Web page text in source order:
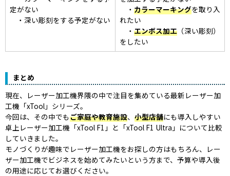
定がない
深い彫刻をする予定がない
カラーマーキングを取り入
れたい
エンボス加工（深い彫刻）
をしたい
まとめ
現在、レーザー加工機界隈の中で注目を集めている最新レーザー加
工機「xTool」シリーズ。
今回は、その中でもご家庭や教育施設、 小型店舗にも導入しやすい
卓上レーザー加工機「xTool F1」と「xTool F1 Ultra」について比較
していきました。
モノづくりが趣味でレーザー加工機をお探しの方はもちろん、レー
ザー加工機でビジネスを始めてみたいという方まで、予算や導入後
の用途に応じてお選びください。